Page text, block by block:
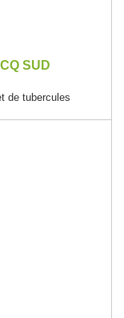
SUD
de tubercules